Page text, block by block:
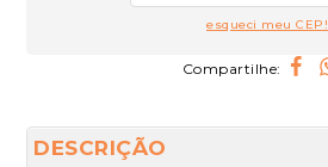
esqueci meu CEP!
Compartilhe:
DESCRIÇÃO